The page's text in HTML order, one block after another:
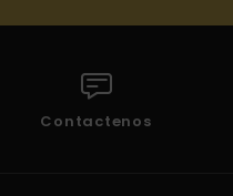
Contactenos